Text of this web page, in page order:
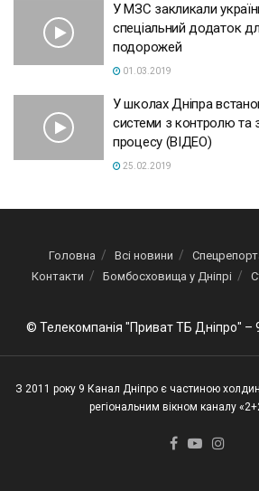
У МЗС закликали
спеціальний додаток
подорожей
01.03.2019
У школах Дніпра
системи з контролю та
процесу (ВІДЕО)
25.02.2019
Головна Всі новини
Контакти
Бомбосховища у Дніпрі
© Телекомпанія "Приват ТБ Дніпро" –
З 2011 року 9 Канал Дніпро є частиною
регіональним вікном каналу